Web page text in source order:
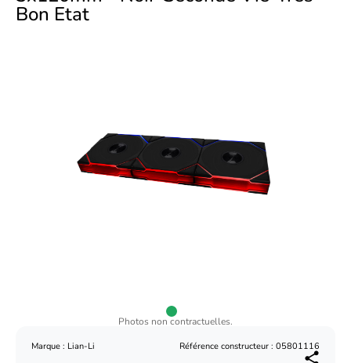
Bon Etat
Photos non contractuelles.
Marque : Lian-Li Référence constructeur : 05801116